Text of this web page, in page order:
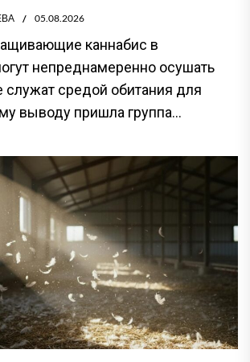
05.08.2026
каннабис в
непреднамеренно осушать
служат средой обитания для
выводу пришла группа...